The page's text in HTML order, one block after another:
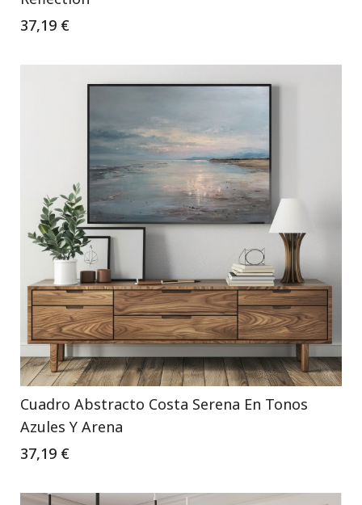
37,19 €
Cuadro Abstracto Costa Serena En Tonos
Azules Y Arena
37,19 €